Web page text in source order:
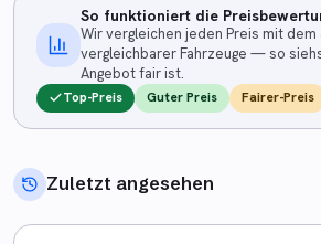
So funktioniert die
Wir vergleichen jeden Preis mit
vergleichbarer Fahrzeuge — so
Angebot fair ist.
Top-Preis Guter Preis Fairer-Preis
Zuletzt angesehen